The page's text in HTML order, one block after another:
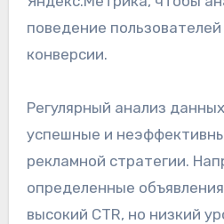
поведение
конверсии.
Регулярный анализ
успешные и
рекламной стратегии.
определенные
высокий CTR, но низкий